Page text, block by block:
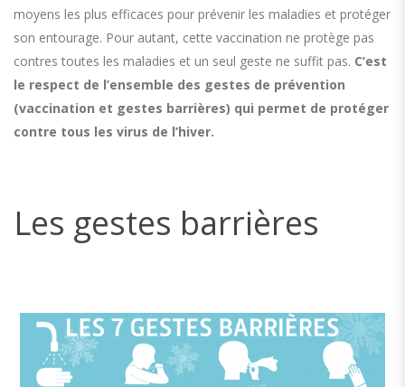
moyens les plus efficaces pour prévenir les maladies et protéger
son entourage. Pour autant, cette vaccination ne protège pas
contres toutes les maladies et un seul geste ne suffit pas. C’est
le respect de l’ensemble des gestes de prévention
(vaccination et gestes barrières) qui permet de protéger
contre tous les virus de l’hiver.
Les gestes barrières